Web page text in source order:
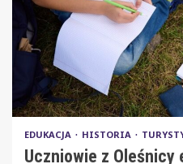
EDUKACJA HISTORIA
Uczniowie z Oleśnicy